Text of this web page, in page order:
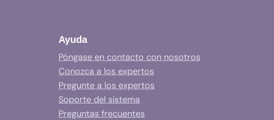
Ayuda
Póngase en contacto con nosotros
Conozca a los expertos
Pregunte a los expertos
Soporte del sistema
Preguntas frecuentes